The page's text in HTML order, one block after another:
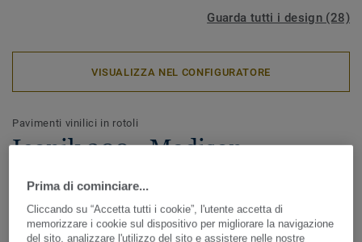
Guarda tutti i design (28)
VISUALIZZA NEL CONFIGURATORE
Pavimenti vinilici in rotoli
Iconik 300 - Madison
Herringbone LIGHT BEIGE
Disponibile in un ampio range di design e colori, ICONIK
300 è la perfetta combinazione tra affidabilità, estetica e
Prima di cominciare...
Cliccando su “Accetta tutti i cookie”, l'utente accetta di
memorizzare i cookie sul dispositivo per migliorare la navigazione
del sito, analizzare l'utilizzo del sito e assistere nelle nostre